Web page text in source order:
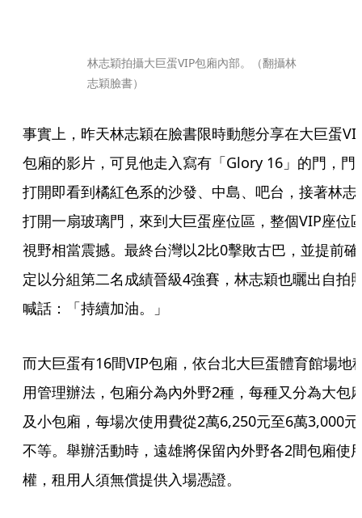
林志穎拍攝大巨蛋VIP包廂內部。（翻攝林
志穎臉書）
事實上，昨天林志穎在臉書限時動態分享在大巨蛋
包廂的影片，可見他走入寫有「Glory 16」的門，門
打開即看到橘紅色系的沙發、中島、吧台，接著林志
打開一扇玻璃門，來到大巨蛋座位區，整個VIP座位
視野相當震撼。最終台灣以2比0擊敗古巴，並提前確
定以分組第二名成績晉級4強賽，林志穎也曬出自拍
喊話：「持續加油。」
而大巨蛋有16間VIP包廂，依台北大巨蛋體育館場地
用管理辦法，包廂分為內外野2種，每種又分為大包
及小包廂，每場次使用費從2萬6,250元至6萬3,000元
不等。舉辦活動時，遠雄將保留內外野各2間包廂使
權，租用人須無償提供入場憑證。